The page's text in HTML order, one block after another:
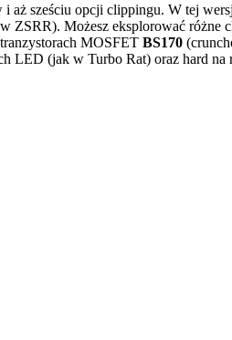
aż sześciu opcji clippingu. W tej
Możesz eksplorować różne
MOSFET BS170
LED (jak w Turbo Rat) oraz hard na